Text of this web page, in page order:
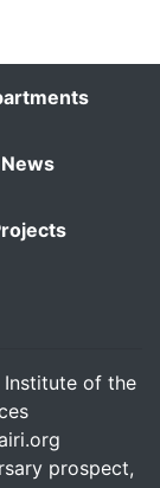
News
Institute of the
prospect,